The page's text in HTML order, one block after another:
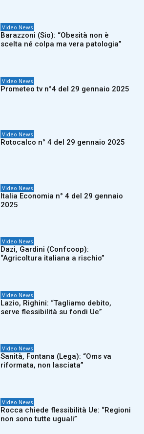
Video News
Barazzoni (Sio): “Obesità non è
scelta né colpa ma vera patologia”
Video News
Prometeo tv n°4 del 29 gennaio 2025
Video News
Rotocalco n° 4 del 29 gennaio 2025
Video News
Italia Economia n° 4 del 29 gennaio
2025
Video News
Dazi, Gardini (Confcoop):
“Agricoltura italiana a rischio”
Video News
Lazio, Righini: “Tagliamo debito,
serve flessibilità su fondi Ue”
Video News
Sanità, Fontana (Lega): “Oms va
riformata, non lasciata”
Video News
Rocca chiede flessibilità Ue: “Regioni
non sono tutte uguali”